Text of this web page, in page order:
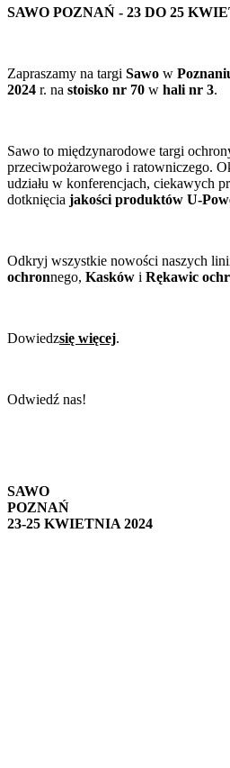
SAWO POZNAŃ - 23 DO 25
Zapraszamy na targi Sawo w
2024 r. na stoisko nr 70 w hali nr 3.
Sawo to międzynarodowe targi
przeciwpożarowego i ratowniczego.
udziału w konferencjach, ciekawych
dotknięcia jakości produktów U-
Odkryj wszystkie nowości naszych
ochronnego, Kasków i Rękawic
Dowiedzsię więcej.
Odwiedź nas!
SAWO
POZNAŃ
23-25 KWIETNIA 2024